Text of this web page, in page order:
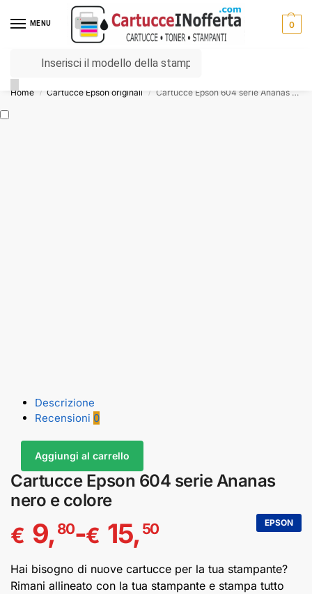
MENU 0
Spese di trasporto ⚡ da € 3,00
Home / Cartucce Epson originali / Cartucce Epson 604 serie Ananas nero e colore
Descrizione
Recensioni 0
Aggiungi al carrello
Cartucce Epson 604 serie Ananas
nero e colore
EPSON
€ 9, 80-€ 15, 50
Hai bisogno di nuove cartucce per la tua stampante?
Rimani allineato con la tua stampante e stampa tutto